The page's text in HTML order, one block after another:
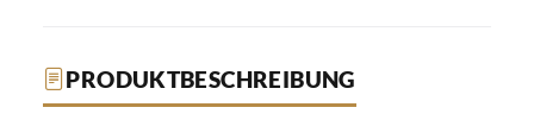
PRODUKTBESCHREIBUNG